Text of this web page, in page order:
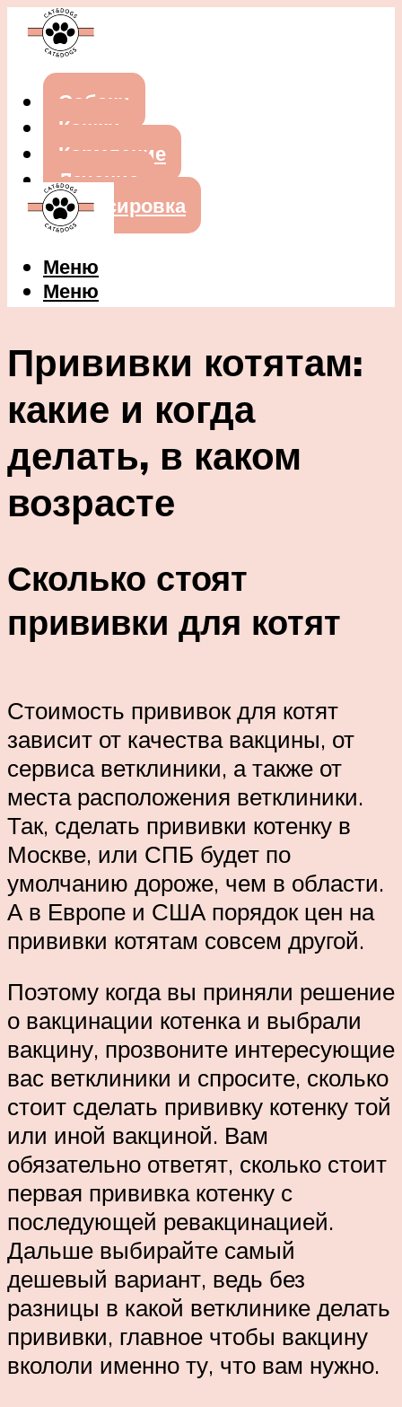
Собаки
Кошки
Кормление
Лечение
Дрессировка
Меню
Меню
Прививки котятам:
какие и когда
делать, в каком
возрасте
Сколько стоят
прививки для котят
Стоимость прививок для котят
зависит от качества вакцины, от
сервиса ветклиники, а также от
места расположения ветклиники.
Так, сделать прививки котенку в
Москве, или СПБ будет по
умолчанию дороже, чем в области.
А в Европе и США порядок цен на
прививки котятам совсем другой.
Поэтому когда вы приняли решение
о вакцинации котенка и выбрали
вакцину, прозвоните интересующие
вас ветклиники и спросите, сколько
стоит сделать прививку котенку той
или иной вакциной. Вам
обязательно ответят, сколько стоит
первая прививка котенку с
последующей ревакцинацией.
Дальше выбирайте самый
дешевый вариант, ведь без
разницы в какой ветклинике делать
прививки, главное чтобы вакцину
вкололи именно ту, что вам нужно.